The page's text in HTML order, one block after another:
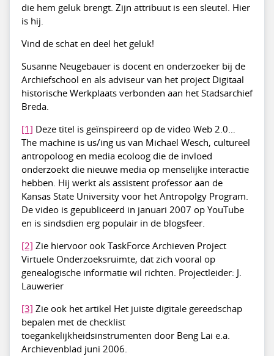
die hem geluk brengt. Zijn attribuut is een sleutel. Hier
is hij.
Vind de schat en deel het geluk!
Susanne Neugebauer is docent en onderzoeker bij de
Archiefschool en als adviseur van het project Digitaal
historische Werkplaats verbonden aan het Stadsarchief
Breda.
[1] Deze titel is geïnspireerd op de video Web 2.0…
The machine is us/ing us van Michael Wesch, cultureel
antropoloog en media ecoloog die de invloed
onderzoekt die nieuwe media op menselijke interactie
hebben. Hij werkt als assistent professor aan de
Kansas State University voor het Antropolgy Program.
De video is gepubliceerd in januari 2007 op YouTube
en is sindsdien erg populair in de blogsfeer.
[2] Zie hiervoor ook TaskForce Archieven Project
Virtuele Onderzoeksruimte, dat zich vooral op
genealogische informatie wil richten. Projectleider: J.
Lauwerier
[3] Zie ook het artikel Het juiste digitale gereedschap
bepalen met de checklist
toegankelijkheidsinstrumenten door Beng Lai e.a.
Archievenblad juni 2006.